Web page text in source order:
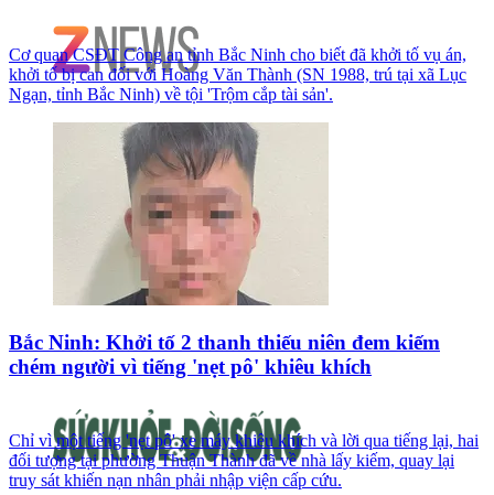
Cơ quan CSĐT Công an tỉnh Bắc Ninh cho biết đã khởi tố vụ án,
khởi tố bị can đối với Hoàng Văn Thành (SN 1988, trú tại xã Lục
Ngạn, tỉnh Bắc Ninh) về tội 'Trộm cắp tài sản'.
Bắc Ninh: Khởi tố 2 thanh thiếu niên đem kiếm
chém người vì tiếng 'nẹt pô' khiêu khích
Chỉ vì một tiếng 'nẹt pô' xe máy khiêu khích và lời qua tiếng lại, hai
đối tượng tại phường Thuận Thành đã về nhà lấy kiếm, quay lại
truy sát khiến nạn nhân phải nhập viện cấp cứu.